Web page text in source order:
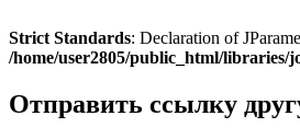
Strict Standards: Declaration of
/home/user2805/public_html/libraries/
Отправить ссылку